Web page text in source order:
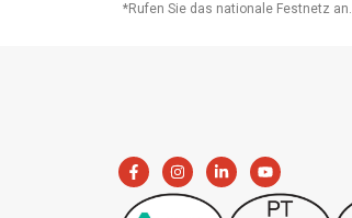
*Rufen Sie das nationale Festnetz an.